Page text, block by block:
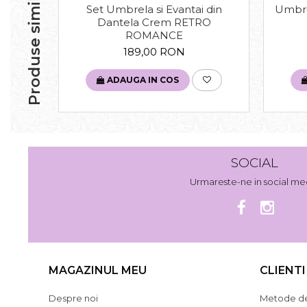
Produse similare
Set Umbrela si Evantai din
Dantela Crem RETRO
ROMANCE
189,00 RON
ADAUGA IN COS
SOCIAL
Urmareste-ne in social
MAGAZINUL MEU
Despre noi
CLIENTI
Metode